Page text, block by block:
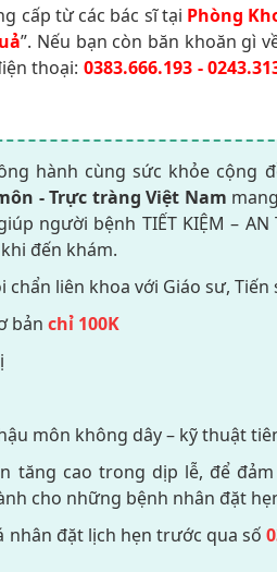
cấp từ các bác sĩ tại Phòng
”. Nếu bạn còn băn khoăn gì
thoại: 0383.666.193 -
hành cùng sức khỏe cộng
- Trực tràng Việt Nam
người bệnh TIẾT KIỆM –
đến khám.
liên khoa với Giáo sư, Tiến
bản chỉ 100K
môn không dây – kỹ thuật
tăng cao trong dịp lễ, để
cho những bệnh nhân đặt
nhân đặt lịch hẹn trước qua số